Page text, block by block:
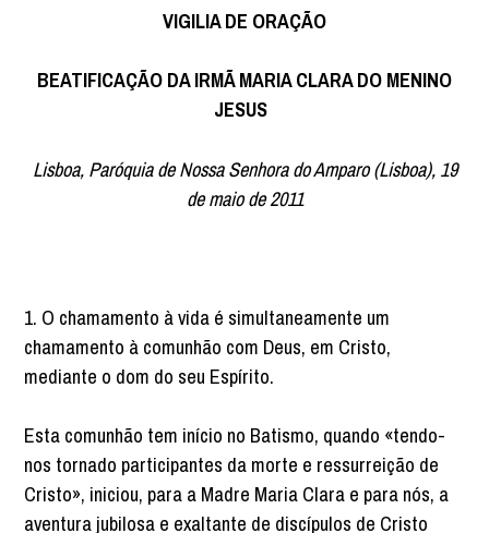
VIGILIA DE ORAÇÃO
BEATIFICAÇÃO DA IRMÃ MARIA CLARA DO MENINO
JESUS
Lisboa, Paróquia de Nossa Senhora do Amparo (Lisboa), 19
de maio de 2011
1. O chamamento à vida é simultaneamente um
chamamento à comunhão com Deus, em Cristo,
mediante o dom do seu Espírito.
Esta comunhão tem início no Batismo, quando «tendo-
nos tornado participantes da morte e ressurreição de
Cristo», iniciou, para a Madre Maria Clara e para nós, a
aventura jubilosa e exaltante de discípulos de Cristo